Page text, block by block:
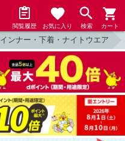
閲覧履歴 お気に入り 検索 カート
インナー・下着・ナイトウエア